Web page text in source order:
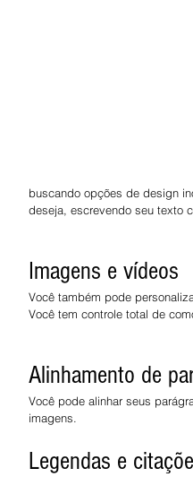
buscando opções de design
deseja, escrevendo seu texto
Imagens e vídeos
Você também pode
Você tem controle total de
Alinhamento de
Você pode alinhar seus
imagens.
Legendas e